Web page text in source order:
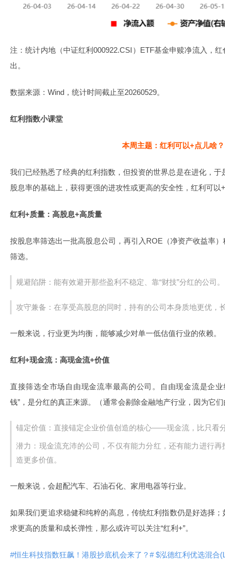
注：统计内地（中证红利000922.CSI）ETF基金申赎净流入，
出。
数据来源：Wind，统计时间截止至20260529。
红利指数小课堂
本周主题：红利可以+点儿啥？
我们已经熟悉了经典的红利指数，但投资的世界总是在进化，于
股息率的基础上，获得更强的进攻性或更高的安全性，红利可以
红利+质量：高股息+高质量
按股息率筛选出一批高股息公司，再引入ROE（净资产收益率
筛选。
规避陷阱：能有效避开那些盈利不稳定、靠“财技”分红的公司。
攻守兼备：在享受高股息的同时，持有的公司本身质地更优，
一般来说，行业更为均衡，能够减少对单一低估值行业的依赖。
红利+现金流：高现金流+价值
直接筛选全市场自由现金流率最高的公司。自由现金流是企
钱”，是分红的真正来源。（通常会剔除金融地产行业，因为它
锚定价值：直接锚定企业价值创造的核心——现金流，比只看
潜力：现金流充沛的公司，不仅有能力分红，还有能力进行
造更多价值。
一般来说，会超配汽车、石油石化、家用电器等行业。
如果我们更追求稳健和纯粹的高息，传统红利指数仍是好选择
求更高的质量和成长弹性，那么或许可以关注“红利+”。
#恒生科技指数狂飙！港股抄底机会来了？# $泓德红利优选混合